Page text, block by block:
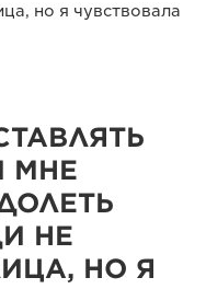
но я чувствовала
МНЕ
НЕ
НО Я